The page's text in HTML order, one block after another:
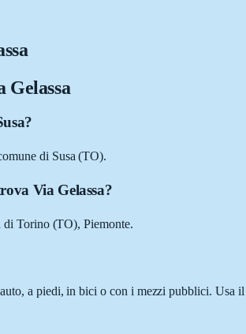
Gelassa
di Susa (TO).
Via Gelassa?
di Torino (TO), Piemonte.
a piedi, in bici o con i mezzi pubblici. Usa